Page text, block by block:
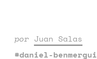
por Juan Salas
#daniel-benmergui